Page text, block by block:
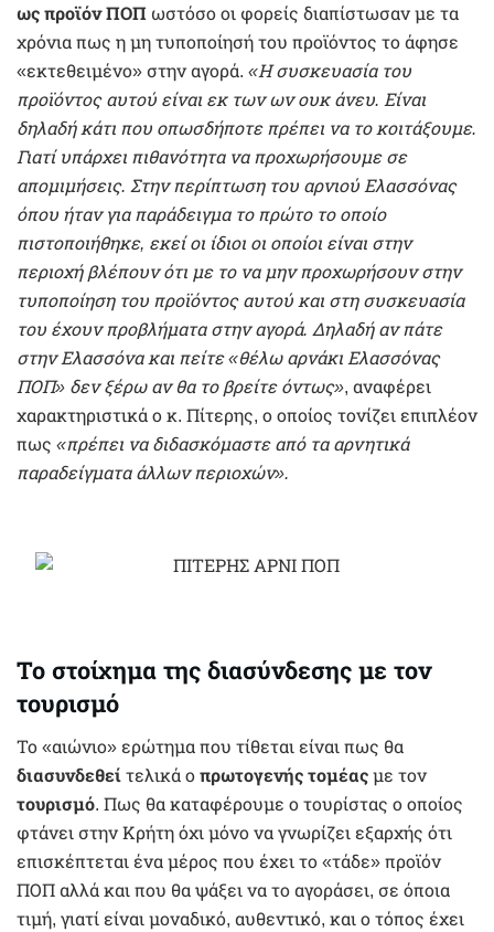
ως προϊόν ΠΟΠ ωστόσο οι φορείς διαπίστωσαν με τα
χρόνια πως η μη τυποποίησή του προϊόντος το άφησε
«εκτεθειμένο» στην αγορά. «Η συσκευασία του
προϊόντος αυτού είναι εκ των ων ουκ άνευ. Είναι
δηλαδή κάτι που οπωσδήποτε πρέπει να το κοιτάξουμε.
Γιατί υπάρχει πιθανότητα να προχωρήσουμε σε
απομιμήσεις. Στην περίπτωση του αρνιού Ελασσόνας
όπου ήταν για παράδειγμα το πρώτο το οποίο
πιστοποιήθηκε, εκεί οι ίδιοι οι οποίοι είναι στην
περιοχή βλέπουν ότι με το να μην προχωρήσουν στην
τυποποίηση του προϊόντος αυτού και στη συσκευασία
του έχουν προβλήματα στην αγορά. Δηλαδή αν πάτε
στην Ελασσόνα και πείτε «θέλω αρνάκι Ελασσόνας
ΠΟΠ» δεν ξέρω αν θα το βρείτε όντως», αναφέρει
χαρακτηριστικά ο κ. Πίτερης, ο οποίος τονίζει επιπλέον
πως «πρέπει να διδασκόμαστε από τα αρνητικά
παραδείγματα άλλων περιοχών».
Το στοίχημα της διασύνδεσης με τον
τουρισμό
Το «αιώνιο» ερώτημα που τίθεται είναι πως θα
διασυνδεθεί τελικά ο πρωτογενής τομέας με τον
τουρισμό. Πως θα καταφέρουμε ο τουρίστας ο οποίος
φτάνει στην Κρήτη όχι μόνο να γνωρίζει εξαρχής ότι
επισκέπτεται ένα μέρος που έχει το «τάδε» προϊόν
ΠΟΠ αλλά και που θα ψάξει να το αγοράσει, σε όποια
τιμή, γιατί είναι μοναδικό, αυθεντικό, και ο τόπος έχει